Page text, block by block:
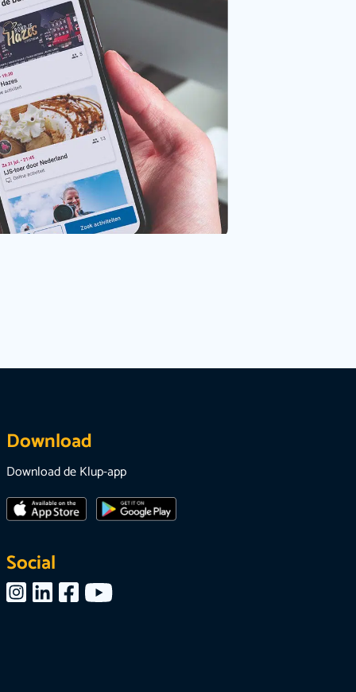
Download
Download de Klup-app
Social